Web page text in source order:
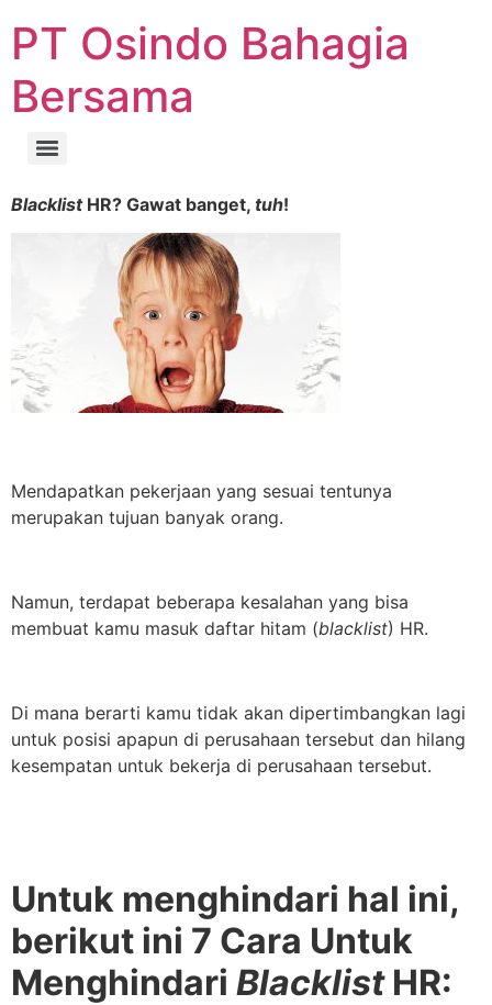
PT Osindo Bahagia
Bersama
BlacklistHR? Gawat banget, tuh!
Mendapatkan pekerjaan yang sesuai tentunya
merupakan tujuan banyak orang.
Namun, terdapat beberapa kesalahan yang bisa
membuat kamu masuk daftar hitam (blacklist) HR.
Di mana berarti kamu tidak akan dipertimbangkan lagi
untuk posisi apapun di perusahaan tersebut dan hilang
kesempatan untuk bekerja di perusahaan tersebut.
Untuk menghindari hal ini,
berikut ini 7 Cara Untuk
Menghindari BlacklistHR: